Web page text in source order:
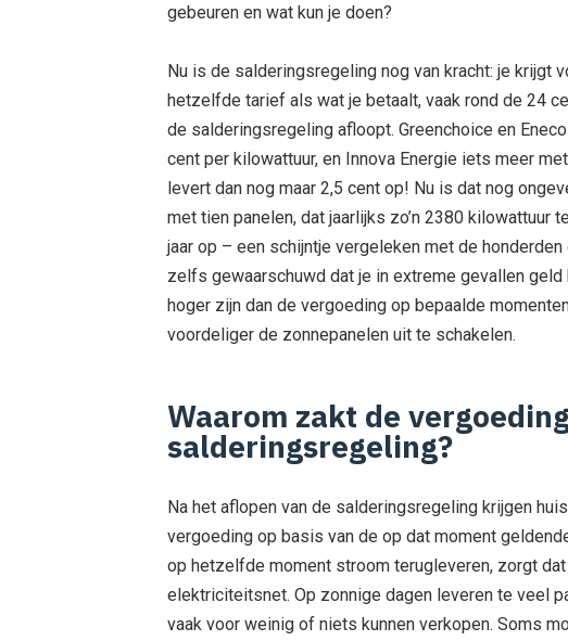
gebeuren en wat kun je doen?
Nu is de salderingsregeling nog van kracht: je krijgt
hetzelfde tarief als wat je betaalt, vaak rond de 24
de salderingsregeling afloopt. Greenchoice en
cent per kilowattuur, en Innova Energie iets meer
levert dan nog maar 2,5 cent op! Nu is dat nog
met tien panelen, dat jaarlijks zo’n 2380 kilowattuur
jaar op – een schijntje vergeleken met de honderden
zelfs gewaarschuwd dat je in extreme gevallen
hoger zijn dan de vergoeding op bepaalde
voordeliger de zonnepanelen uit te schakelen.
Waarom zakt de
salderingsregeling?
Na het aflopen van de salderingsregeling krijgen
vergoeding op basis van de op dat moment
op hetzelfde moment stroom terugleveren, zorgt
elektriciteitsnet. Op zonnige dagen leveren te veel
vaak voor weinig of niets kunnen verkopen. Soms